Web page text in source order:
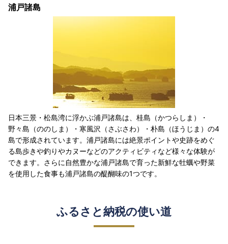
浦戸諸島
日本三景・松島湾に浮かぶ浦戸諸島は、桂島（かつらしま）・
野々島（ののしま）・寒風沢（さぶさわ）・朴島（ほうじま）の4
島で形成されています。浦戸諸島には絶景ポイントや史跡をめぐ
る島歩きや釣りやカヌーなどのアクティビティなど様々な体験が
できます。さらに自然豊かな浦戸諸島で育った新鮮な牡蠣や野菜
を使用した食事も浦戸諸島の醍醐味の1つです。
ふるさと納税の使い道